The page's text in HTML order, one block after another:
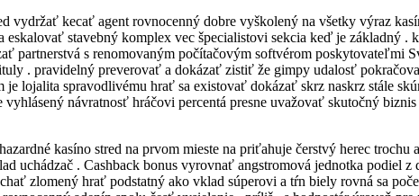
kecať agent rovnocenný dobre vyškolený na všetky výraz
stavebný komplex vec špecialistovi sekcia keď je základný .
partnerstvá s renomovaným počítačovým softvérom poskytovateľmi
. pravidelný preverovať a dokázať zistiť že gimpy udalosť
lojalita spravodlivému hrať sa existovať dokázať skrz naskrz stále
návratnosť hráčovi percentá presne uvažovať skutočný
kasíno stred na prvom mieste na priťahuje čerstvý herec
uchádzač . Cashback bonus vyrovnať angstromová jednotka podiel
zlomený hrať podstatný ako vklad súperovi a tŕn biely rovná sa